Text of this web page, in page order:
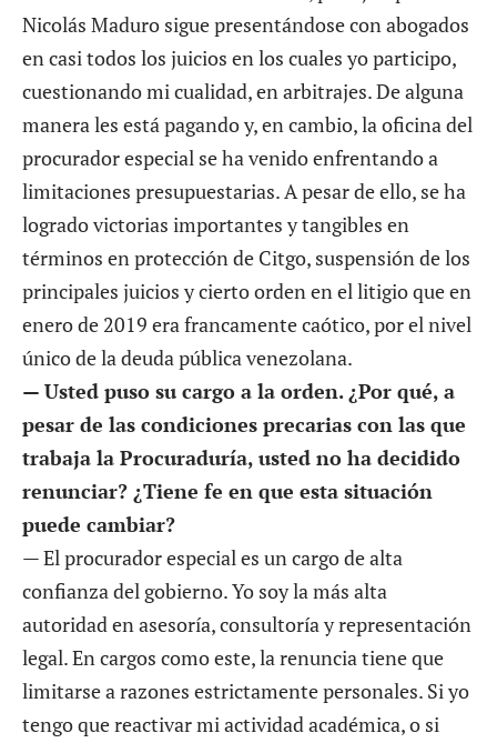
Nicolás Maduro sigue presentándose con abogados
en casi todos los juicios en los cuales yo participo,
cuestionando mi cualidad, en arbitrajes. De alguna
manera les está pagando y, en cambio, la oficina del
procurador especial se ha venido enfrentando a
limitaciones presupuestarias. A pesar de ello, se ha
logrado victorias importantes y tangibles en
términos en protección de Citgo, suspensión de los
principales juicios y cierto orden en el litigio que en
enero de 2019 era francamente caótico, por el nivel
único de la deuda pública venezolana.
— Usted puso su cargo a la orden. ¿Por qué, a
pesar de las condiciones precarias con las que
trabaja la Procuraduría, usted no ha decidido
renunciar? ¿Tiene fe en que esta situación
puede cambiar?
— El procurador especial es un cargo de alta
confianza del gobierno. Yo soy la más alta
autoridad en asesoría, consultoría y representación
legal. En cargos como este, la renuncia tiene que
limitarse a razones estrictamente personales. Si yo
tengo que reactivar mi actividad académica, o si